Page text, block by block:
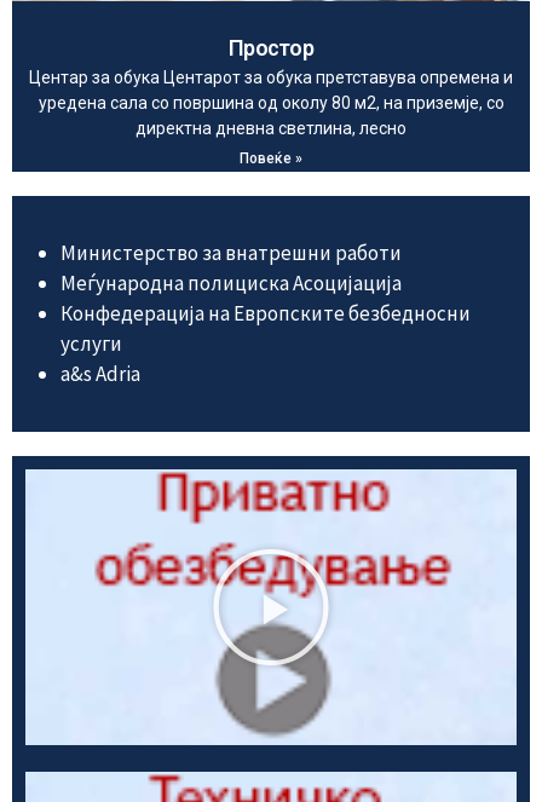
Простор
Центар за обука Центарот за обука претставува опремена и
уредена сала со површина од околу 80 м2, на приземје, со
директна дневна светлина, лесно
Повеќе »
Министерство за внатрешни работи
Меѓународна полициска Асоцијација
Конфедерација на Европските безбедносни
услуги
а&s Adria